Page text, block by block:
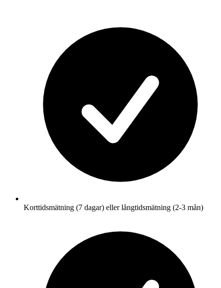
Korttidsmätning (7 dagar) eller långtidsmätning (2-3 mån)